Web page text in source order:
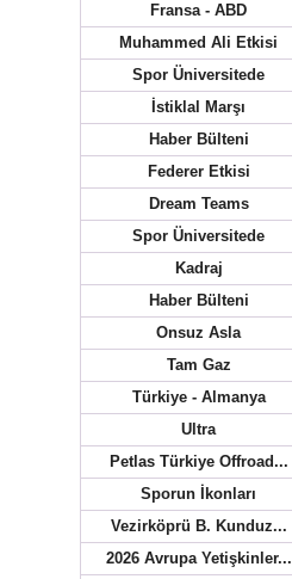
Fransa - ABD
Muhammed Ali Etkisi
Spor Üniversitede
İstiklal Marşı
Haber Bülteni
Federer Etkisi
Dream Teams
Spor Üniversitede
Kadraj
Haber Bülteni
Onsuz Asla
Tam Gaz
Türkiye - Almanya
Ultra
Petlas Türkiye Offroad...
Sporun İkonları
Vezirköprü B. Kunduz...
2026 Avrupa Yetişkinler...